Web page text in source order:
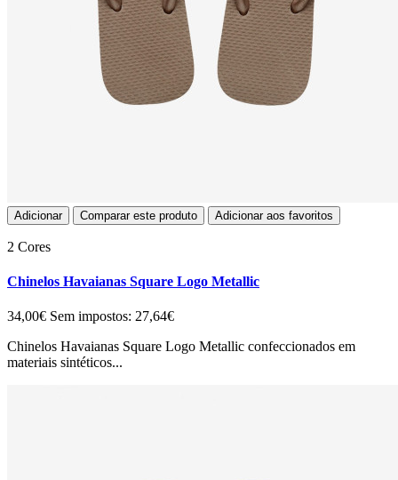
Adicionar Comparar este produto Adicionar aos favoritos
2 Cores
Chinelos Havaianas Square Logo Metallic
34,00€ Sem impostos: 27,64€
Chinelos Havaianas Square Logo Metallic confeccionados em
materiais sintéticos...